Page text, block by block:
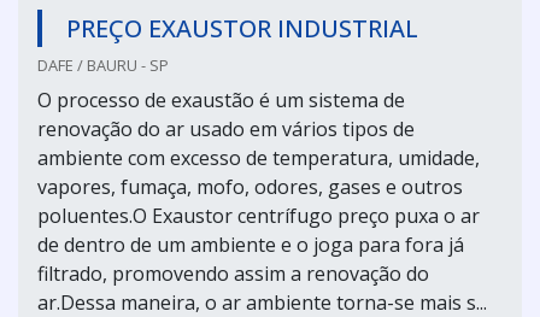
PREÇO EXAUSTOR INDUSTRIAL
DAFE / BAURU - SP
O processo de exaustão é um sistema de
renovação do ar usado em vários tipos de
ambiente com excesso de temperatura, umidade,
vapores, fumaça, mofo, odores, gases e outros
poluentes.O Exaustor centrífugo preço puxa o ar
de dentro de um ambiente e o joga para fora já
filtrado, promovendo assim a renovação do
ar.Dessa maneira, o ar ambiente torna-se mais s...